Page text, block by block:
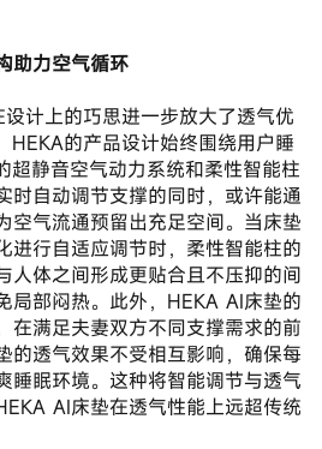
助力空气循环
计上的巧思进一步放大了透气优
HEKA的产品设计始终围绕用户睡
超静音空气动力系统和柔性智能柱
时自动调节支撑的同时，或许能通
空气流通预留出充足空间。当床垫
进行自适应调节时，柔性智能柱的
人体之间形成更贴合且不压抑的间
局部闷热。此外，HEKA AI床垫的
在满足夫妻双方不同支撑需求的前
的透气效果不受相互影响，确保每
睡眠环境。这种将智能调节与透气
AI床垫在透气性能上远超传统